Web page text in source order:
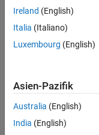
Ireland (English)
Italia (Italiano)
Luxembourg (English)
Asien-Pazifik
Australia (English)
India (English)